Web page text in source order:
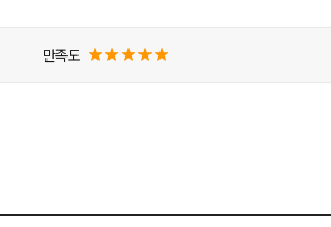
만족도